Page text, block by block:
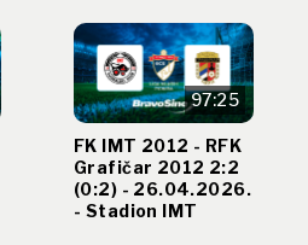
97:25
FK IMT 2012 - RFK
Grafičar 2012 2:2
(0:2) - 26.04.2026.
- Stadion IMT